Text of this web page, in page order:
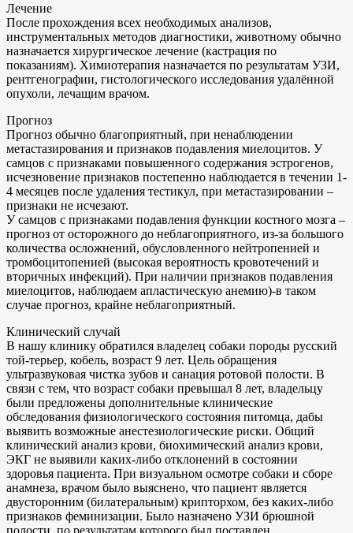
Лечение
После прохождения всех необходимых анализов,
инструментальных методов диагностики, животному обычно
назначается хирургическое лечение (кастрация по
показаниям). Химиотерапия назначается по результатам УЗИ,
рентгенографии, гистологического исследования удалённой
опухоли, лечащим врачом.
Прогноз
Прогноз обычно благоприятный, при ненаблюдении
метастазирования и признаков подавления миелоцитов. У
самцов с признаками повышенного содержания эстрогенов,
исчезновение признаков постепенно наблюдается в течении 1-
4 месяцев после удаления тестикул, при метастазировании –
признаки не исчезают.
У самцов с признаками подавления функции костного мозга –
прогноз от осторожного до неблагоприятного, из-за большого
количества осложнений, обусловленного нейтропенией и
тромбоцитопенией (высокая вероятность кровотечений и
вторичных инфекций). При наличии признаков подавления
миелоцитов, наблюдаем апластическую анемию)-в таком
случае прогноз, крайне неблагоприятный.
Клинический случай
В нашу клинику обратился владелец собаки породы русский
той-терьер, кобель, возраст 9 лет. Цель обращения
ультразвуковая чистка зубов и санация ротовой полости. В
связи с тем, что возраст собаки превышал 8 лет, владельцу
были предложены дополнительные клинические
обследования физиологического состояния питомца, дабы
выявить возможные анестезиологические риски. Общий
клинический анализ крови, биохимический анализ крови,
ЭКГ не выявили каких-либо отклонений в состоянии
здоровья пациента. При визуальном осмотре собаки и сборе
анамнеза, врачом было выяснено, что пациент является
двусторонним (билатеральным) крипторхом, без каких-либо
признаков феминизации. Было назначено УЗИ брюшной
полости, по результатам которого был поставлен